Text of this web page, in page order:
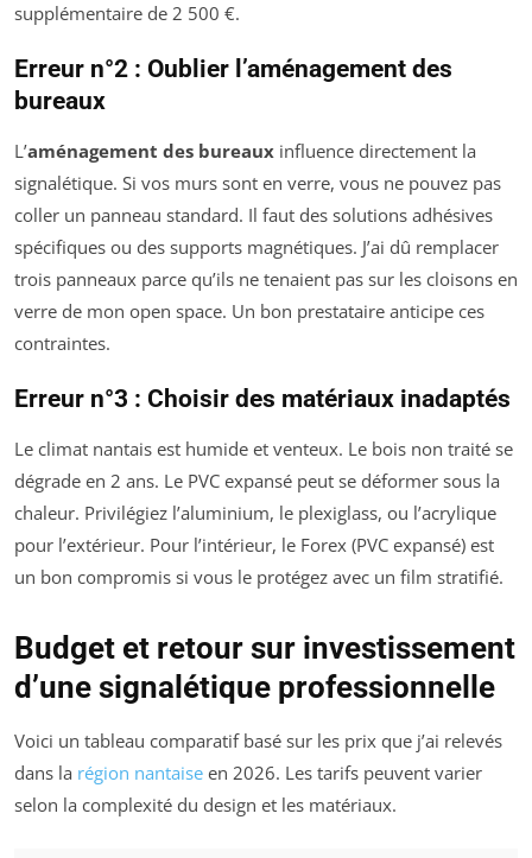
supplémentaire de 2 500 €.
Erreur n°2 : Oublier l’aménagement des
bureaux
L’aménagement des bureaux influence directement la
signalétique. Si vos murs sont en verre, vous ne pouvez pas
coller un panneau standard. Il faut des solutions adhésives
spécifiques ou des supports magnétiques. J’ai dû remplacer
trois panneaux parce qu’ils ne tenaient pas sur les cloisons en
verre de mon open space. Un bon prestataire anticipe ces
contraintes.
Erreur n°3 : Choisir des matériaux inadaptés
Le climat nantais est humide et venteux. Le bois non traité se
dégrade en 2 ans. Le PVC expansé peut se déformer sous la
chaleur. Privilégiez l’aluminium, le plexiglass, ou l’acrylique
pour l’extérieur. Pour l’intérieur, le Forex (PVC expansé) est
un bon compromis si vous le protégez avec un film stratifié.
Budget et retour sur investissement
d’une signalétique professionnelle
Voici un tableau comparatif basé sur les prix que j’ai relevés
dans la région nantaise en 2026. Les tarifs peuvent varier
selon la complexité du design et les matériaux.